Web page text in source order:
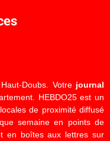
Doubs. Votre journal
HEBDO25 est un
de proximité diffusé
semaine en points de
en boîtes aux lettres sur